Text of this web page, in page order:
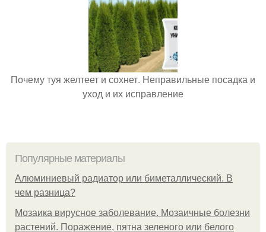
Почему туя желтеет и сохнет. Неправильные посадка и
уход и их исправление
Популярные материалы
Алюминиевый радиатор или биметаллический. В
чем разница?
Мозаика вирусное заболевание. Мозаичные болезни
растений. Поражение, пятна зеленого или белого